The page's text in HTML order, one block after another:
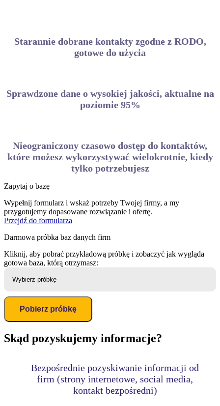
Starannie dobrane kontakty zgodne z RODO,
gotowe do użycia
Sprawdzone dane o wysokiej jakości, aktualne na
poziomie 95%
Nieograniczony czasowo dostęp do kontaktów,
które możesz wykorzystywać wielokrotnie, kiedy
tylko potrzebujesz
Zapytaj o bazę
Wypełnij formularz i wskaż potrzeby Twojej firmy, a my
przygotujemy dopasowane rozwiązanie i ofertę.
Przejdź do formularza
Darmowa próbka baz danych firm
Kliknij, aby pobrać przykładową próbkę i zobaczyć jak wygląda
gotowa baza, którą otrzymasz:
Pobierz próbkę
Skąd pozyskujemy informacje?
Bezpośrednie pozyskiwanie informacji od
firm (strony internetowe, social media,
kontakt bezpośredni)